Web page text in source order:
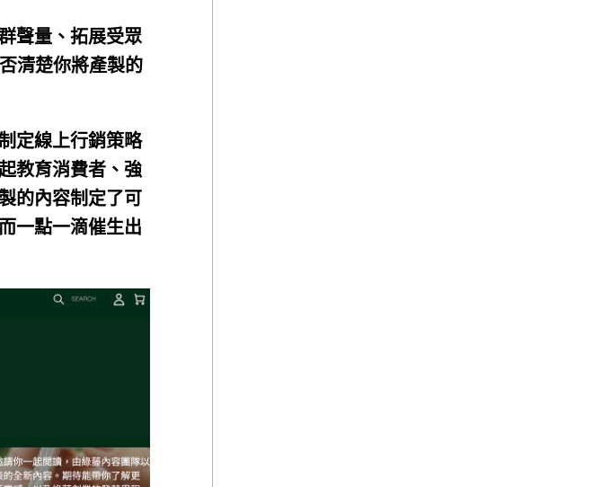
聲量、拓展受眾
清楚你將產製的
定線上行銷策略
教育消費者、強
的內容制定了可
一點一滴催生出